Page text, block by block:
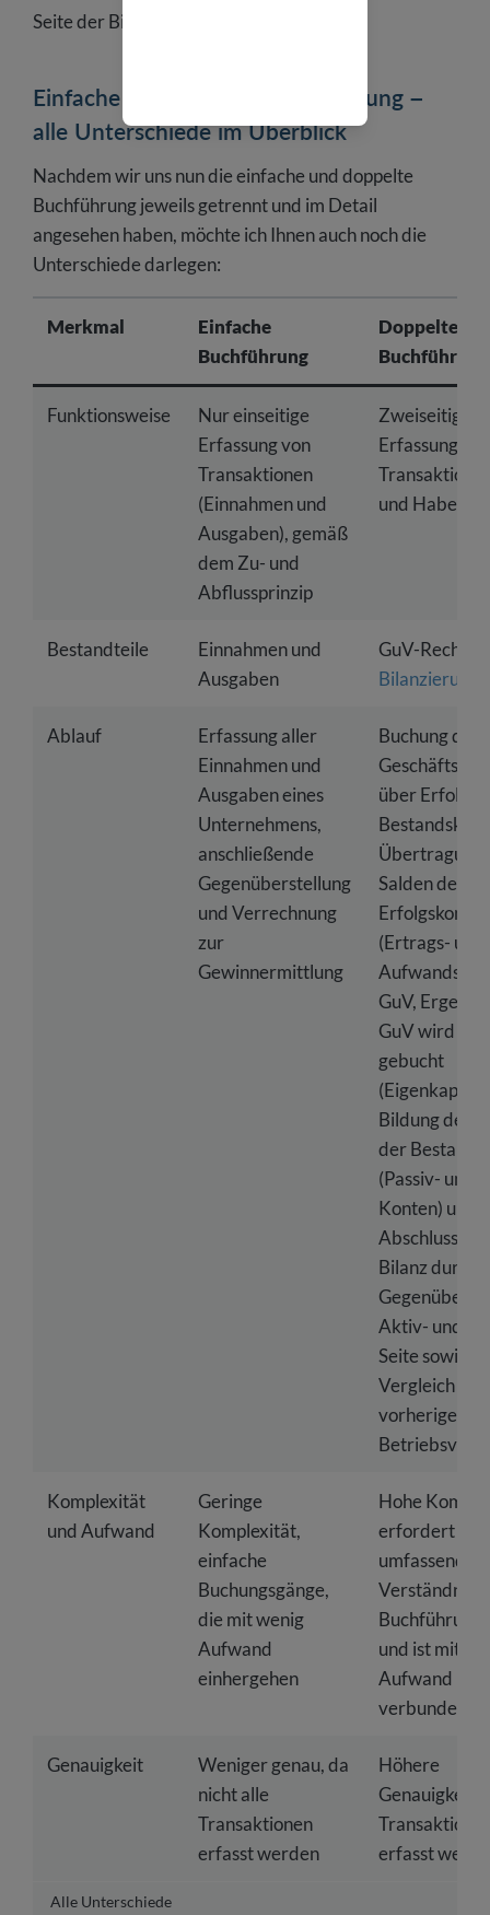
Seite der Bilanz aufzunehmen.
Einfache und doppelte Buchführung –
alle Unterschiede im Überblick
Nachdem wir uns nun die einfache und doppelte
Buchführung jeweils getrennt und im Detail
angesehen haben, möchte ich Ihnen auch noch die
Unterschiede darlegen:
Merkmal
Einfache
Buchführung
Doppelte
Buchführung
Funktionsweise
Nur einseitige
Erfassung von
Transaktionen
(Einnahmen und
Ausgaben), gemäß
dem Zu- und
Abflussprinzip
Zweiseitige
Erfassung von
und Haben)
Bestandteile
Einnahmen und
Ausgaben
GuV-
Bilanzierung
Ablauf
Erfassung aller
Einnahmen und
Ausgaben eines
Unternehmens,
anschließende
Gegenüberstellung
und Verrechnung
zur
Gewinnermittlung
Buchung der
über Erfolgs-
Übertragung
Salden der
Erfolgskonten
(Ertrags- und
GuV,
GuV wird in
gebucht
Bildung der
der
(Passiv- und
Konten) und
Abschluss der
Bilanz durch
Aktiv- und
Seite sowie
Vergleich des
vorherigen
Komplexität
und Aufwand
Geringe
Komplexität,
einfache
Buchungsgänge,
die mit wenig
Aufwand
einhergehen
Hohe
erfordert
umfassendes
Verständnis
und ist mit
Aufwand
verbunden
Genauigkeit
Weniger genau, da
nicht alle
Transaktionen
erfasst werden
Höhere
Genauigkeit,
erfasst
Alle Unterschiede